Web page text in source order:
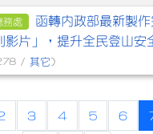
務處
函轉內政部最新製
影片」，提升全民登山安
/ 其它 )
3 4 5 6